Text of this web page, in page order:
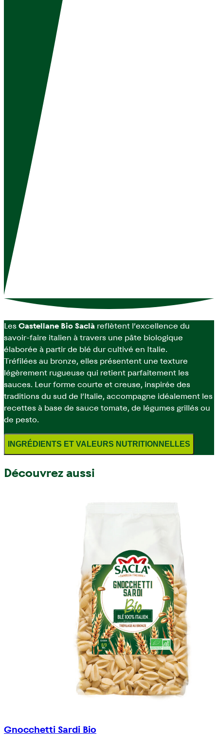
Les Castellane Bio Saclà reflètent l’excellence du
savoir-faire italien à travers une pâte biologique
élaborée à partir de blé dur cultivé en Italie.
Tréfilées au bronze, elles présentent une texture
légèrement rugueuse qui retient parfaitement les
sauces. Leur forme courte et creuse, inspirée des
traditions du sud de l’Italie, accompagne idéalement les
recettes à base de sauce tomate, de légumes grillés ou
de pesto.
INGRÉDIENTS ET VALEURS NUTRITIONNELLES
Découvrez aussi
Gnocchetti Sardi Bio